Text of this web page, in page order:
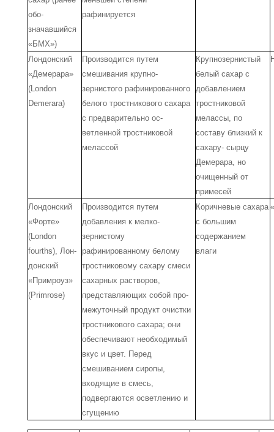
обо­
значавшийся
«БМХ»)
рафинируется
Лондонский
«Демерара»
(London
Demerara)
Производится путем
смешивания крупно­
зернистого рафинированного
белого тро­стникового сахара
с предварительно ос­
ветленной тростниковой
мелассой
Крупнозернистый
бе­лый сахар с
добавле­нием
тростниковой
мелассы, по
составу близкий к
сахару- сырцу
Демерара, но
очищенный от
приме­сей
Лондонский
«Форте»
(London
fourths), Лон­
донский
«Примроуз»
(Primrose)
Производится путем
добавления к мелко­
зернистому
рафинированному белому
тростниковому сахару смеси
сахарных растворов,
представляющих собой про­
межуточный продукт очистки
тростнико­вого сахара; они
обеспечивают необходи­мый
вкус и цвет. Перед
смешиванием си­ропы,
входящие в смесь,
подвергаются осветлению и
сгущению
Коричневые сахара
с большим
содержани­ем
влаги